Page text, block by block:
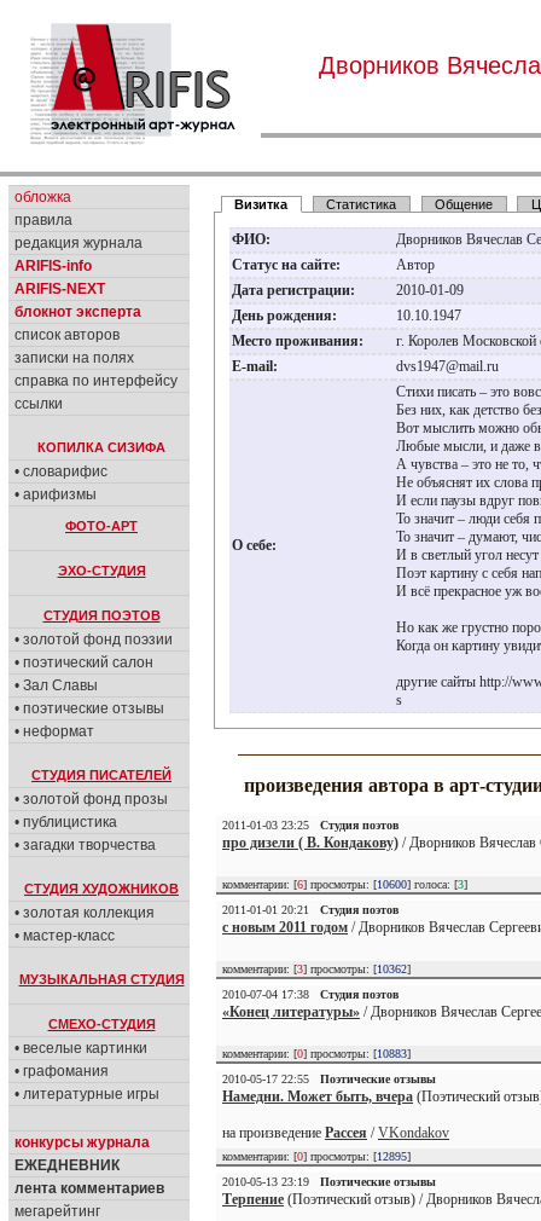
Дворников
обложка
правила
редакция журнала
ARIFIS-info
ARIFIS-NEXT
блокнот эксперта
список авторов
записки на полях
справка по интерфейсу
ссылки
КОПИЛКА СИЗИФА
• словарифис
• арифизмы
ФОТО-АРТ
ЭХО-СТУДИЯ
СТУДИЯ ПОЭТОВ
• золотой фонд поэзии
• поэтический салон
• Зал Славы
• поэтические отзывы
• неформат
СТУДИЯ ПИСАТЕЛЕЙ
• золотой фонд прозы
• публицистика
• загадки творчества
СТУДИЯ ХУДОЖНИКОВ
• золотая коллекция
• мастер-класс
МУЗЫКАЛЬНАЯ СТУДИЯ
СМЕХО-СТУДИЯ
• веселые картинки
• графомания
• литературные игры
конкурсы журнала
ЕЖЕДНЕВНИК
лента комментариев
мегарейтинг
Визитка Статистика Общение
ФИО:
Дворников Вячеслав
Статус на сайте:
Автор
Дата регистрации:
2010-01-09
День рождения:
10.10.1947
Место проживания:
г. Королев
E-mail:
dvs1947@mail.ru
О себе:
Стихи писать – это
Без них, как детство
Вот мыслить можно
Любые мысли, и даже
А чувства – это не то,
Не объяснят их слова
И если паузы вдруг
То значит – люди себя
То значит – думают,
И в светлый угол
Поэт картину с себя
И всё прекрасное уж
Но как же грустно
Когда он картину
другие сайты http://
s
произведения автора в арт-
2011-01-03 23:25 Студия поэтов
про дизели ( В. Кондакову) / Дворников Вячеслав
комментарии: [6] просмотры: [10600] голоса: [3]
2011-01-01 20:21
Студия поэтов
с новым 2011 годом / Дворников Вячеслав
комментарии: [3] просмотры: [10362]
2010-07-04 17:38
Студия поэтов
«Конец литературы» / Дворников Вячеслав
комментарии: [0] просмотры: [10883]
2010-05-17 22:55
Поэтические отзывы
Намедни. Может быть, вчера (Поэтический
на произведение Рассея /VKondakov
комментарии: [0] просмотры: [12895]
2010-05-13 23:19
Поэтические отзывы
Терпение (Поэтический отзыв) / Дворников